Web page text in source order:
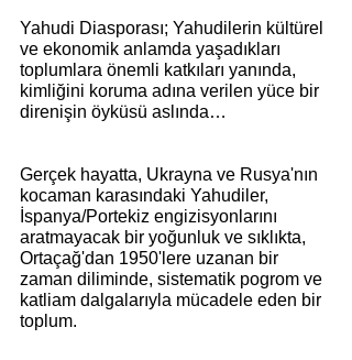
Yahudi Diasporası; Yahudilerin kültürel
ve ekonomik anlamda yaşadıkları
toplumlara önemli katkıları yanında,
kimliğini koruma adına verilen yüce bir
direnişin öyküsü aslında…
Gerçek hayatta, Ukrayna ve Rusya'nın
kocaman karasındaki Yahudiler,
İspanya/Portekiz engizisyonlarını
aratmayacak bir yoğunluk ve sıklıkta,
Ortaçağ'dan 1950'lere uzanan bir
zaman diliminde, sistematik pogrom ve
katliam dalgalarıyla mücadele eden bir
toplum.